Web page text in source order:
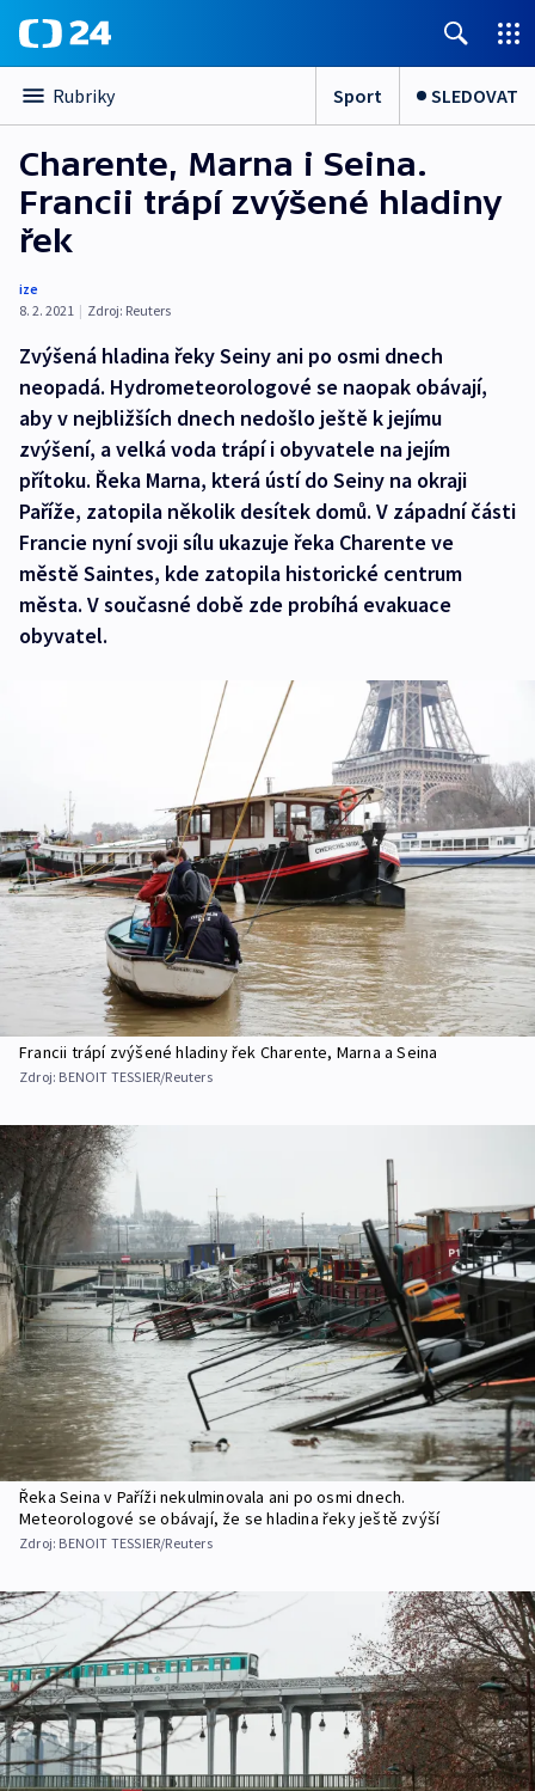
Rubriky Sport SLEDOVAT
Charente, Marna i Seina.
Francii trápí zvýšené hladiny
řek
ize
8. 2. 2021 | Zdroj: Reuters
Zvýšená hladina řeky Seiny ani po osmi dnech
neopadá. Hydrometeorologové se naopak obávají,
aby v nejbližších dnech nedošlo ještě k jejímu
zvýšení, a velká voda trápí i obyvatele na jejím
přítoku. Řeka Marna, která ústí do Seiny na okraji
Paříže, zatopila několik desítek domů. V západní části
Francie nyní svoji sílu ukazuje řeka Charente ve
městě Saintes, kde zatopila historické centrum
města. V současné době zde probíhá evakuace
obyvatel.
Francii trápí zvýšené hladiny řek Charente, Marna a Seina
Zdroj: BENOIT TESSIER/Reuters
Řeka Seina v Paříži nekulminovala ani po osmi dnech.
Meteorologové se obávají, že se hladina řeky ještě zvýší
Zdroj: BENOIT TESSIER/Reuters